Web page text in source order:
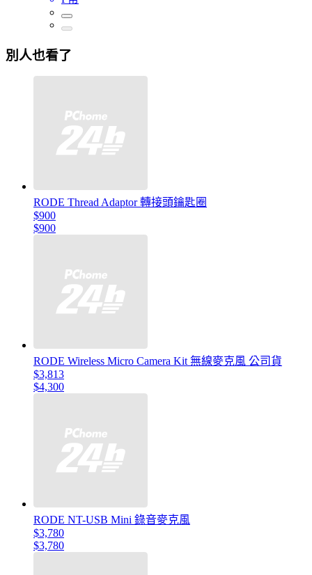
別人也看了
RODE Thread Adaptor 轉接頭鑰匙圈
$900
$900
RODE Wireless Micro Camera Kit 無線麥克風 公司貨
$3,813
$4,300
RODE NT-USB Mini 錄音麥克風
$3,780
$3,780